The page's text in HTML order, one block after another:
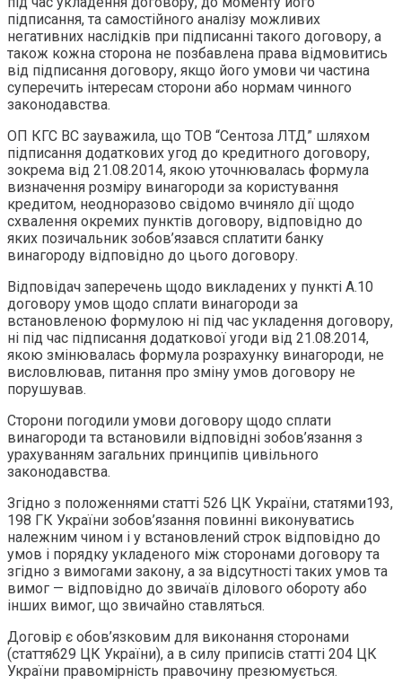
підписання, та самостійного аналізу можливих
негативних наслідків при підписанні такого договору, а
також кожна сторона не позбавлена права відмовитись
від підписання договору, якщо його умови чи частина
суперечить інтересам сторони або нормам чинного
законодавства.
ОП КГС ВС зауважила, що ТОВ “Сентоза ЛТД” шляхом
підписання додаткових угод до кредитного договору,
зокрема від 21.08.2014, якою уточнювалась формула
визначення розміру винагороди за користування
кредитом, неодноразово свідомо вчиняло дії щодо
схвалення окремих пунктів договору, відповідно до
яких позичальник зобов’язався сплатити банку
винагороду відповідно до цього договору.
Відповідач заперечень щодо викладених у пункті А.10
договору умов щодо сплати винагороди за
встановленою формулою ні під час укладення договору,
ні під час підписання додаткової угоди від 21.08.2014,
якою змінювалась формула розрахунку винагороди, не
висловлював, питання про зміну умов договору не
порушував.
Сторони погодили умови договору щодо сплати
винагороди та встановили відповідні зобов’язання з
урахуванням загальних принципів цивільного
законодавства.
Згідно з положеннями статті 526 ЦК України, статями193,
198 ГК України зобов’язання повинні виконуватись
належним чином і у встановлений строк відповідно до
умов і порядку укладеного між сторонами договору та
згідно з вимогами закону, а за відсутності таких умов та
вимог — відповідно до звичаїв ділового обороту або
інших вимог, що звичайно ставляться.
Договір є обов’язковим для виконання сторонами
(стаття629 ЦК України), а в силу приписів статті 204 ЦК
України правомірність правочину презюмується.